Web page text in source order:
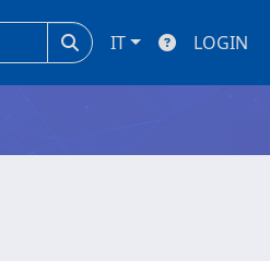
IT LOGIN